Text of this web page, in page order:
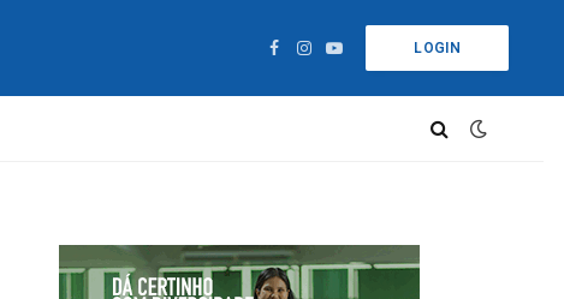
Facebook
Instagram
YouTube
LOGIN